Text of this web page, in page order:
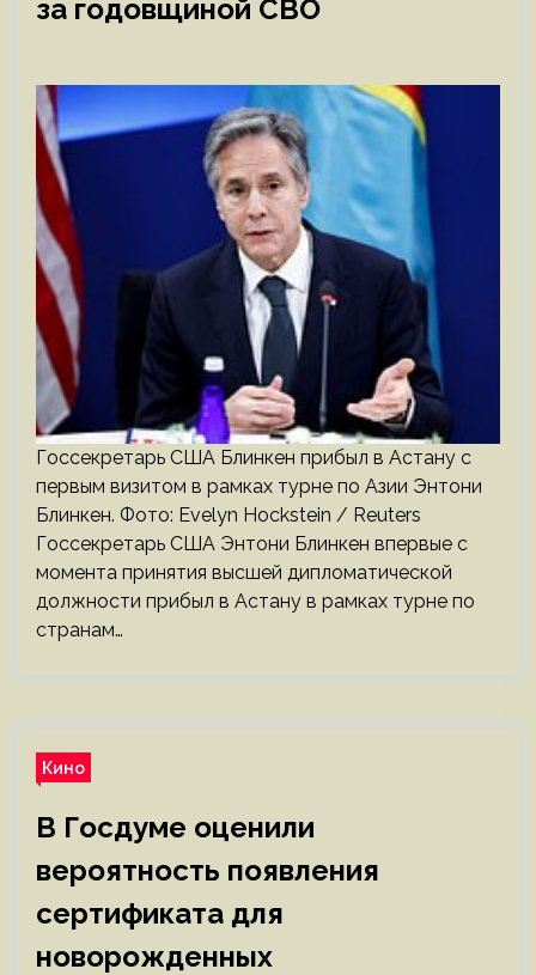
за годовщиной СВО
Госсекретарь США Блинкен прибыл в Астану с
первым визитом в рамках турне по Азии Энтони
Блинкен. Фото: Evelyn Hockstein / Reuters
Госсекретарь США Энтони Блинкен впервые с
момента принятия высшей дипломатической
должности прибыл в Астану в рамках турне по
странам…
Кино
В Госдуме оценили
вероятность появления
сертификата для
новорожденных